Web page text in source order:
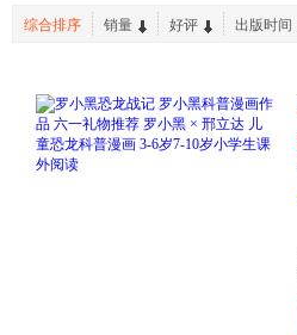
综合排序 销量 好评 出版时间